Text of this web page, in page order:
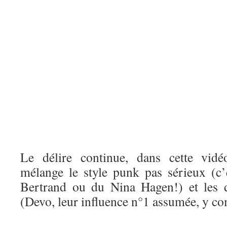
Le délire continue, dans cette
mélange le style punk pas sérieux
Bertrand ou du Nina Hagen!) et les
(Devo, leur influence n°1 assumée, y